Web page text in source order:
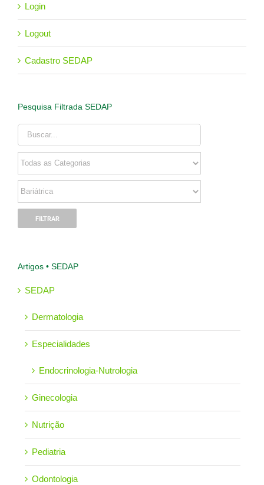
Login
Logout
Cadastro SEDAP
Pesquisa Filtrada SEDAP
Artigos • SEDAP
SEDAP
Dermatologia
Especialidades
Endocrinologia-Nutrologia
Ginecologia
Nutrição
Pediatria
Odontologia